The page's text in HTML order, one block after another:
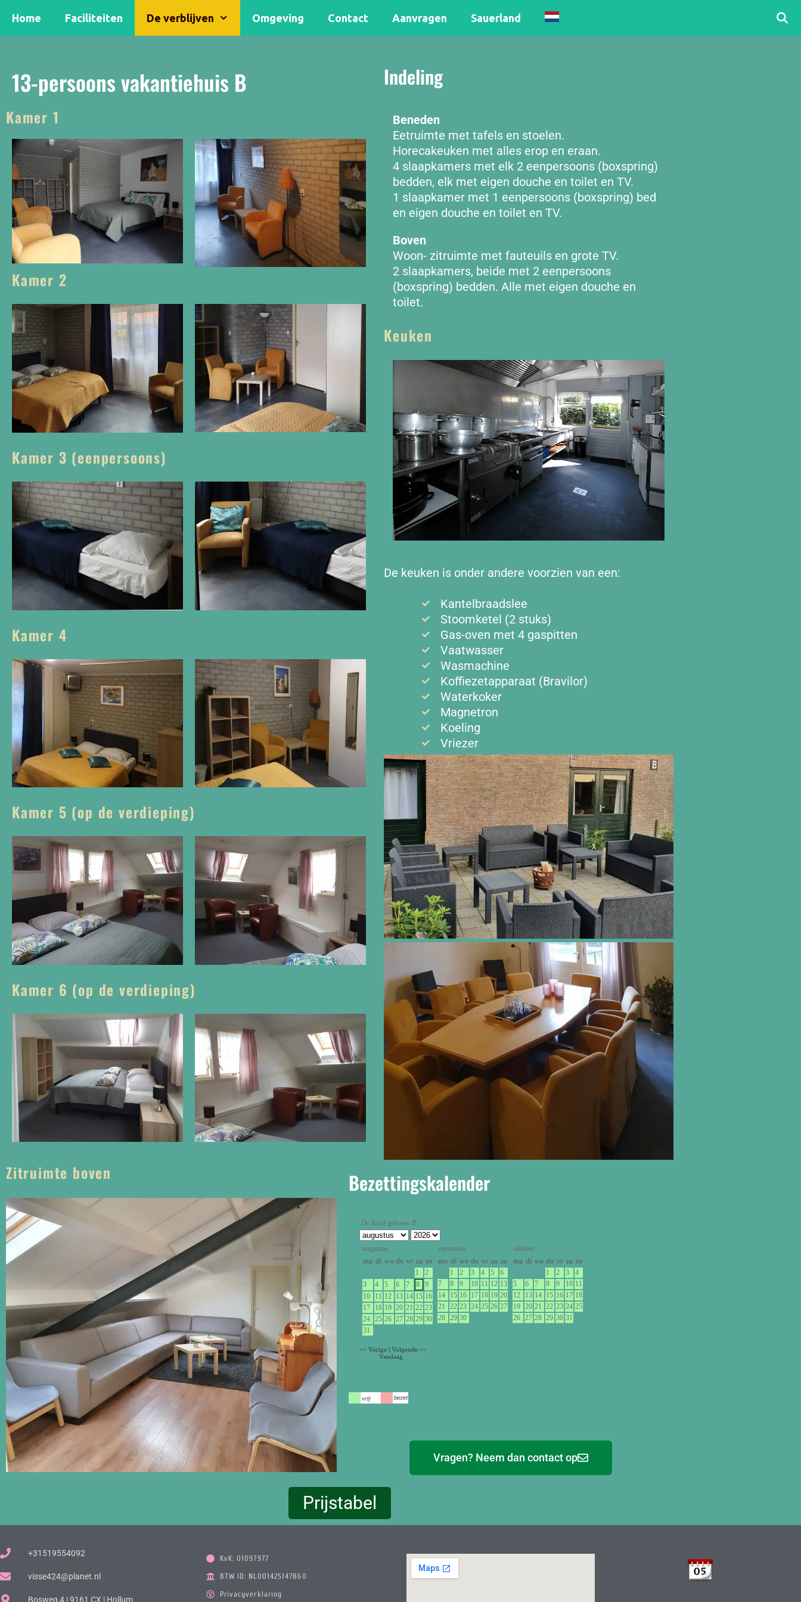
Home Faciliteiten De verblijven Omgeving Contact Aanvragen Sauerland
13-persoons vakantiehuis B
Kamer 1
Kamer 2
Kamer 3 (eenpersoons)
Kamer 4
Kamer 5 (op de verdieping)
Kamer 6 (op de verdieping)
Indeling
Beneden
Eetruimte met tafels en stoelen.
Horecakeuken met alles erop en eraan.
4 slaapkamers met elk 2 eenpersoons (boxspring)
bedden, elk met eigen douche en toilet en TV.
1 slaapkamer met 1 eenpersoons (boxspring) bed
en eigen douche en toilet en TV.
Boven
Woon- zitruimte met fauteuils en grote TV.
2 slaapkamers, beide met 2 eenpersoons
(boxspring) bedden. Alle met eigen douche en
toilet.
Keuken
De keuken is onder andere voorzien van een:
Kantelbraadslee
Stoomketel (2 stuks)
Gas-oven met 4 gaspitten
Vaatwasser
Wasmachine
Koffiezetapparaat (Bravilor)
Waterkoker
Magnetron
Koeling
Vriezer
Zitruimte boven Bezettingskalender
Vragen? Neem dan contact op
Prijstabel
+31519554092
visse424@planet.nl
Bosweg 4 | 9161 CX | Hollum
KvK: 01097977
BTW ID: NL001425147B60
Privacyverklaring